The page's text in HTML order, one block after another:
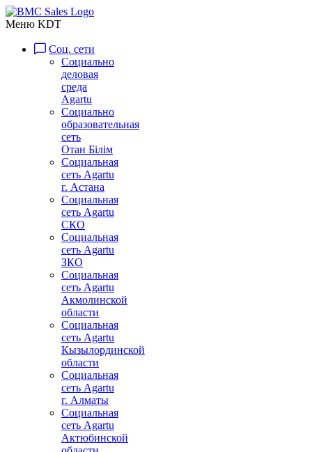
Меню KDT
Соц. сети
Социально
деловая
среда
Agartu
Социально
образовательная
сеть
Отан Бiлiм
Социальная
сеть Agartu
г. Астана
Социальная
сеть Agartu
СКО
Социальная
сеть Agartu
ЗКО
Социальная
сеть Agartu
Акмолинской
области
Социальная
сеть Agartu
Кызылординской
области
Социальная
сеть Agartu
г. Алматы
Социальная
сеть Agartu
Актюбинской